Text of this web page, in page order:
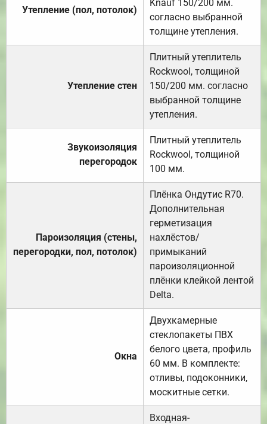
Утепление (пол, потолок)
Knauf 150/200 мм.
согласно выбранной
толщине утепления.
Утепление стен
Плитный утеплитель
Rockwool, толщиной
150/200 мм. согласно
выбранной толщине
утепления.
Звукоизоляция
перегородок
Плитный утеплитель
Rockwool, толщиной
100 мм.
Пароизоляция (стены,
перегородки, пол, потолок)
Плёнка Ондутис R70.
Дополнительная
герметизация
нахлёстов/
примыканий
пароизоляционной
плёнки клейкой лентой
Delta.
Окна
Двухкамерные
стеклопакеты ПВХ
белого цвета, профиль
60 мм. В комплекте:
отливы, подоконники,
москитные сетки.
Входная-